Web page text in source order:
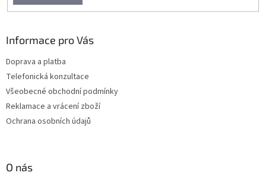
Informace pro Vás
Doprava a platba
Telefonická konzultace
Všeobecné obchodní podmínky
Reklamace a vrácení zboží
Ochrana osobních údajů
O nás